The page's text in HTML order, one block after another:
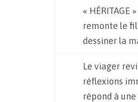
« HÉRITAGE
remonte le
dessiner la
Le viager
réflexions
répond à